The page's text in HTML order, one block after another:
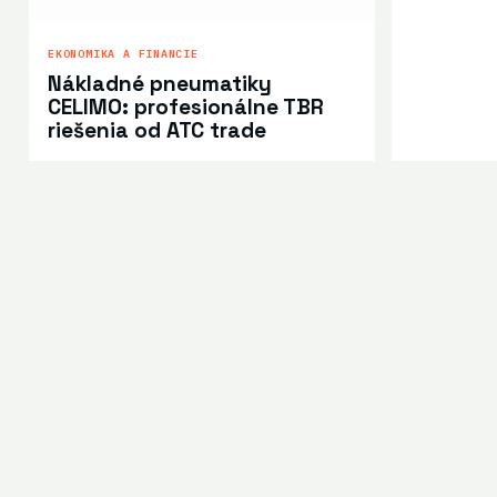
EKONOMIKA A FINANCIE
Nákladné pneumatiky
CELIMO: profesionálne TBR
riešenia od ATC trade